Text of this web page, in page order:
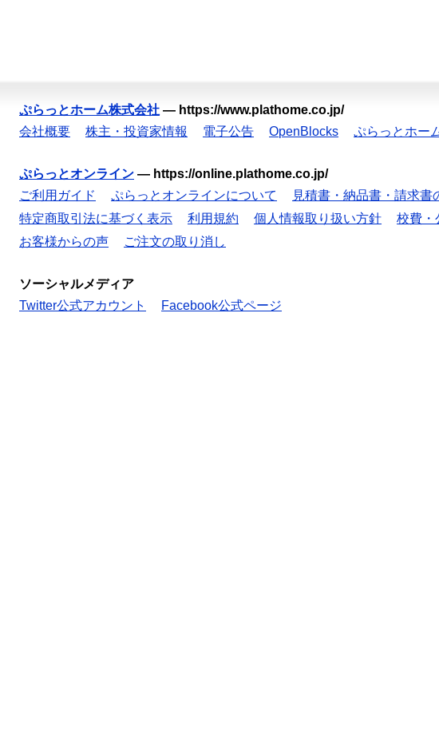
ぷらっとホーム株式会社 — https://www.plathome.co.jp/
会社概要
株主・投資家情報 電子公告 OpenBlocks ぷらっとホー
ぷらっとオンライン — https://online.plathome.co.jp/
ご利用ガイド
ぷらっとオンラインについて 見積書・納品書・請求書
特定商取引法に基づく表示
利用規約 個人情報取り扱い方針 校費・
お客様からの声
ご注文の取り消し
ソーシャルメディア
Twitter公式アカウント
Facebook公式ページ